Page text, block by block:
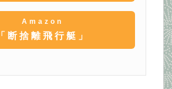
Amazon
「断捨離飛行艇」